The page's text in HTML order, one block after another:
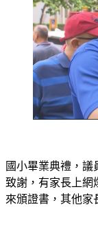
致謝，有家長上
來頒證書，其他家